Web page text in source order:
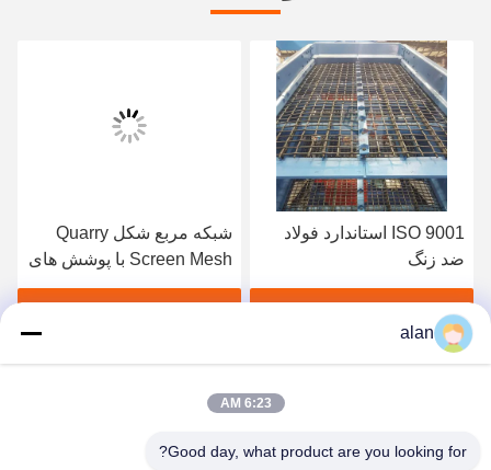
ISO 9001 استاندارد فولاد
ضد زنگ
بهترین قیمت رو بدست بیار
شبکه مربع شکل Quarry
Screen Mesh با پوشش های
قلاب ورق آهن گالوانیزه
alan
6:23 AM
Good day, what product are you looking for?